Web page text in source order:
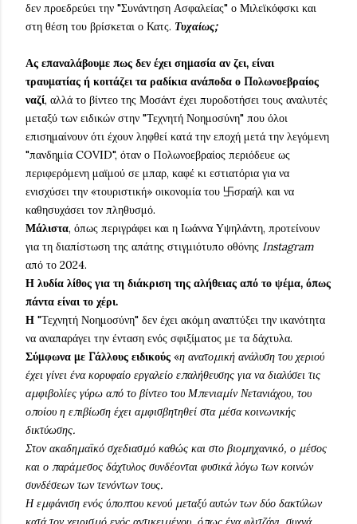
δεν προεδρεύει την "Συνάντηση Ασφαλείας" ο Μιλεϊκόφσκι και
στη θέση του βρίσκεται ο Κατς. Τυχαίως;
Ας επαναλάβουμε πως δεν έχει σημασία αν ζει, είναι
τραυματίας ή κοιτάζει τα ραδίκια ανάποδα ο Πολωνοεβραίος
ναζί, αλλά το βίντεο της Μοσάντ έχει πυροδοτήσει τους αναλυτές
μεταξύ των ειδικών στην "Τεχνητή Νοημοσύνη" που όλοι
επισημαίνουν ότι έχουν ληφθεί κατά την εποχή μετά την λεγόμενη
"πανδημία COVID", όταν ο Πολωνοεβραίος περιόδευε ως
περιφερόμενη μαϊμού σε μπαρ, καφέ κι εστιατόρια για να
ενισχύσει την «τουριστική» οικονομία του 卐σραήλ και να
καθησυχάσει τον πληθυσμό.
Μάλιστα, όπως περιγράφει και η Ιωάννα Υψηλάντη, προτείνουν
για τη διαπίστωση της απάτης στιγμιότυπο οθόνης Instagram
από το 2024.
Η λυδία λίθος για τη διάκριση της αλήθειας από το ψέμα, όπως
πάντα είναι το χέρι.
Η "Τεχνητή Νοημοσύνη" δεν έχει ακόμη αναπτύξει την ικανότητα
να αναπαράγει την ένταση ενός σφιξίματος με τα δάχτυλα.
Σύμφωνα με Γάλλους ειδικούς «η ανατομική ανάλυση του χεριού
έχει γίνει ένα κορυφαίο εργαλείο επαλήθευσης για να διαλύσει τις
αμφιβολίες γύρω από το βίντεο του Μπενιαμίν Νετανιάχου, του
οποίου η επιβίωση έχει αμφισβητηθεί στα μέσα κοινωνικής
δικτύωσης.
Στον ακαδημαϊκό σχεδιασμό καθώς και στο βιομηχανικό, ο μέσος
και ο παράμεσος δάχτυλος συνδέονται φυσικά λόγω των κοινών
συνδέσεων των τενόντων τους.
Η εμφάνιση ενός ύποπτου κενού μεταξύ αυτών των δύο δακτύλων